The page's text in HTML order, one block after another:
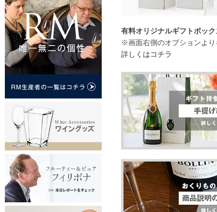
有料オリジナルギフトボッ
※画面右側のオプションよ
詳しくはコチラ